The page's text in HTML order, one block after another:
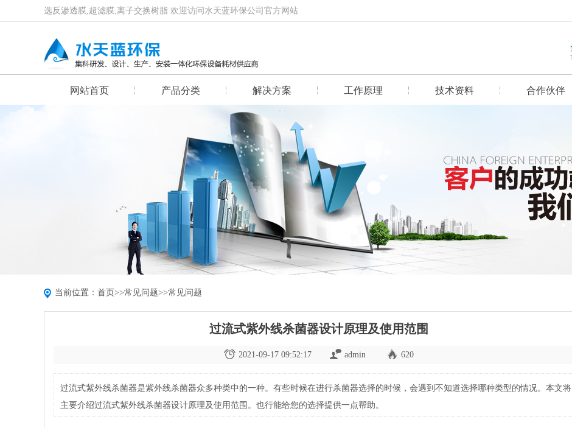
选反渗透膜,超滤膜,离子交换树脂 欢迎访问水天蓝环保公司官方网站
网站首页 产品分类 解决方案 工作原理 技术资料 合作伙伴
当前位置： 首页>>常见问题>>常见问题
过流式紫外线杀菌器设计原理及使用范围
2021-09-17 09:52:17 admin 620
过流式紫外线杀菌器是紫外线杀菌器众多种类中的一种。有些时候在进行杀菌器选择的时候，会遇到不知道选择哪种类型的情况。本文将
主要介绍过流式紫外线杀菌器设计原理及使用范围。也行能给您的选择提供一点帮助。